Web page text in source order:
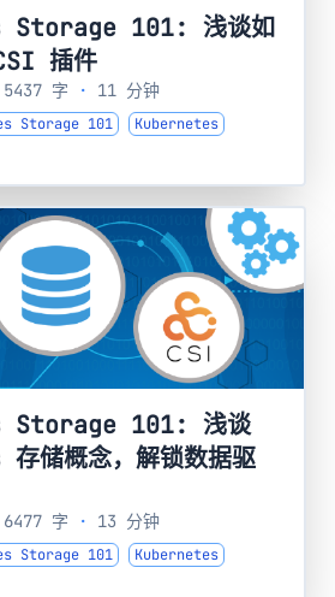
Storage 101: 浅谈如
插件
5437 字 · 11 分钟
Storage 101 Kubernetes
Storage 101: 浅谈
储概念，解锁数据驱
6477 字 · 13 分钟
Storage 101 Kubernetes